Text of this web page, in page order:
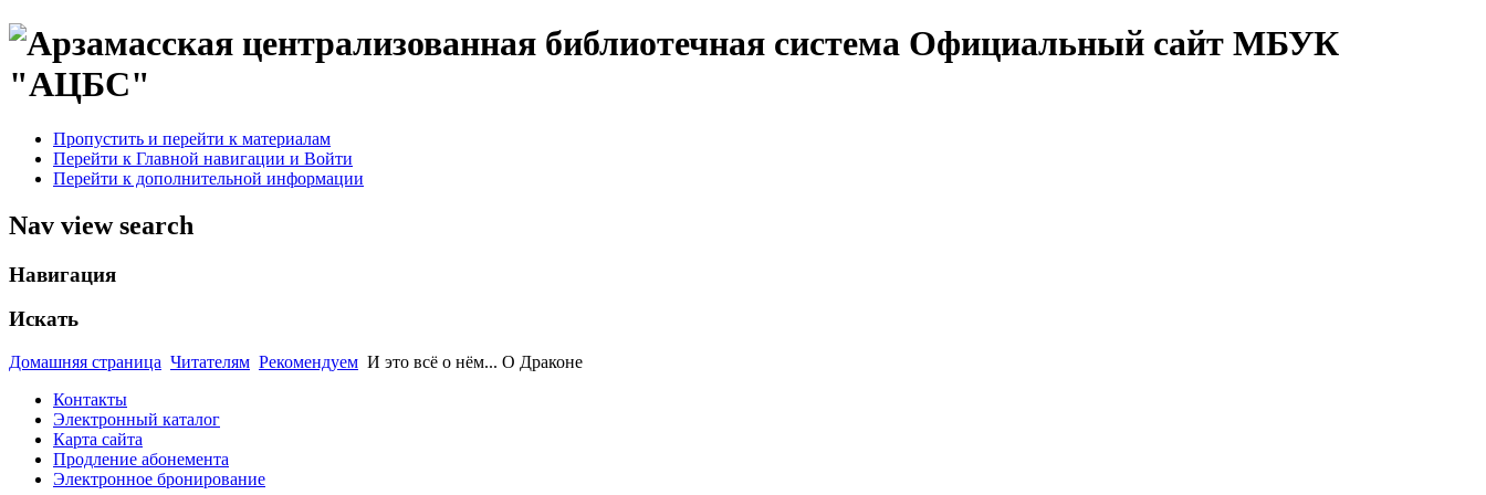
Официальный сайт МБУК
"АЦБС"
Пропустить и перейти к материалам
Перейти к Главной навигации и Войти
Перейти к дополнительной информации
Nav view search
Навигация
Искать
Домашняя страница Читателям Рекомендуем И это всё о нём... О Драконе
Контакты
Электронный каталог
Карта сайта
Продление абонемента
Электронное бронирование